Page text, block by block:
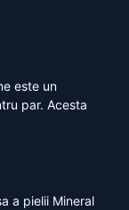
este un
par. Acesta
a pielii Mineral